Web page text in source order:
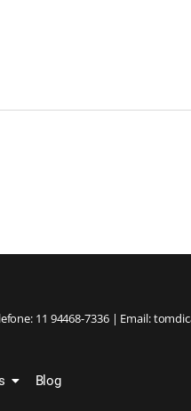
11 94468-7336 | Email:
Blog